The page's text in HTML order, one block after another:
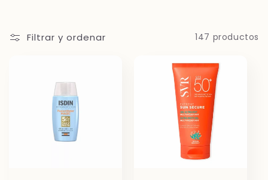
c Filtrar y ordenar 147 productos